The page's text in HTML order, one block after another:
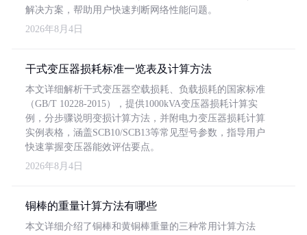
解决方案，帮助用户快速判断网络性能问题。
2026年8月4日
干式变压器损耗标准一览表及计算方法
本文详细解析干式变压器空载损耗、负载损耗的国家标准
（GB/T 10228-2015），提供1000kVA变压器损耗计算实
例，分步骤说明变损计算方法，并附电力变压器损耗计算
实例表格，涵盖SCB10/SCB13等常见型号参数，指导用户
快速掌握变压器能效评估要点。
2026年8月4日
铜棒的重量计算方法有哪些
本文详细介绍了铜棒和黄铜棒重量的三种常用计算方法